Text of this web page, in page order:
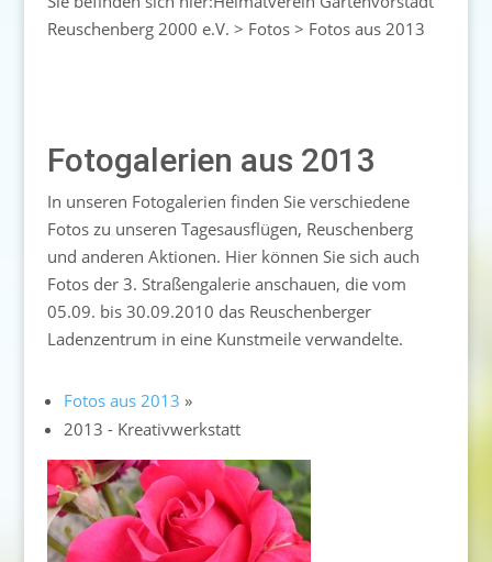
Reuschenberg 2000 e.V. > Fotos> Fotos aus 2013
Fotogalerien aus 2013
In unseren Fotogalerien finden Sie verschiedene
Fotos zu unseren Tagesausflügen, Reuschenberg
und anderen Aktionen. Hier können Sie sich auch
Fotos der 3. Straßengalerie anschauen, die vom
05.09. bis 30.09.2010 das Reuschenberger
Ladenzentrum in eine Kunstmeile verwandelte.
Fotos aus 2013 »
2013 - Kreativwerkstatt